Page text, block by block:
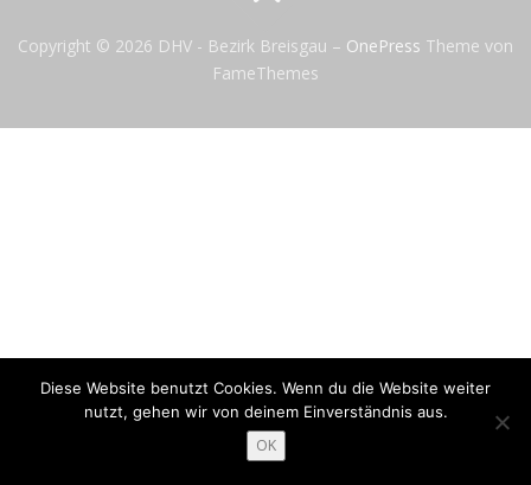
Copyright © 2026 DHV - Bezirk Breisgau – OnePress Theme von
FameThemes
Diese Website benutzt Cookies. Wenn du die Website weiter
nutzt, gehen wir von deinem Einverständnis aus.
OK